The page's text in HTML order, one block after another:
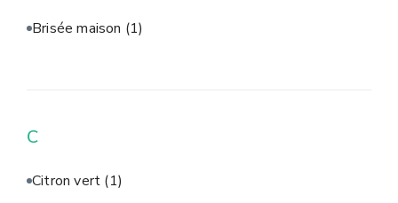
Brisée maison (1)
C
Citron vert (1)